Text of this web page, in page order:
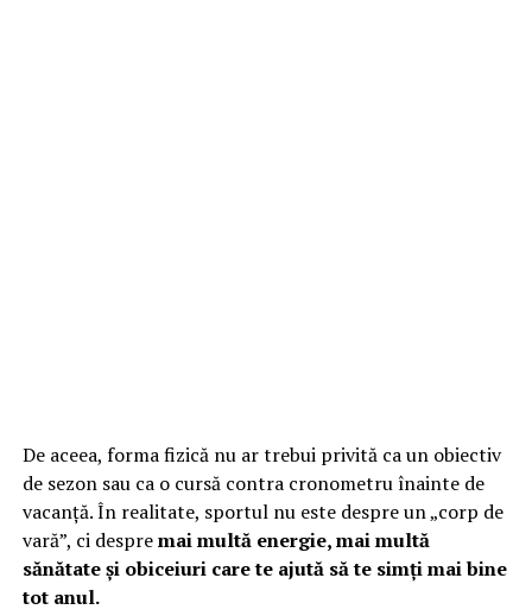
De aceea, forma fizică nu ar trebui privită ca un obiectiv
de sezon sau ca o cursă contra cronometru înainte de
vacanță. În realitate, sportul nu este despre un „corp de
vară”, ci despremai multă energie, mai multă
sănătate și obiceiuri care te ajută să te simți mai bine
tot anul.